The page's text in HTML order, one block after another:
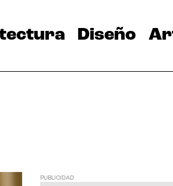
Diseño
PUBLICIDAD